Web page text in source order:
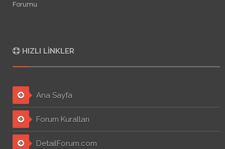
Forumu
HIZLI LINKLER
Ana Sayfa
Forum Kuralları
DetailForum.com